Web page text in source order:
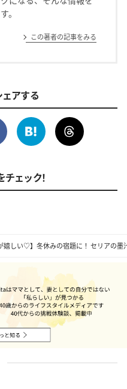
嬉しい♡】冬休みの宿題に！ セリアの
。
この著者の記事をみる
アする
ェック！